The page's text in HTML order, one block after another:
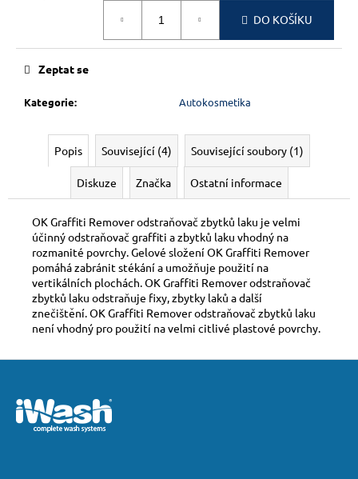
DO KOŠÍKU
Kategorie: Autokosmetika
Zeptat se
Popis Související (4) Související soubory (1)
Diskuze Značka Ostatní informace
OK Graffiti Remover odstraňovač zbytků laku je velmi
účinný odstraňovač graffiti a zbytků laku vhodný na
rozmanité povrchy. Gelové složení OK Graffiti Remover
pomáhá zabránit stékání a umožňuje použití na
vertikálních plochách. OK Graffiti Remover odstraňovač
zbytků laku odstraňuje fixy, zbytky laků a další
znečištění. OK Graffiti Remover odstraňovač zbytků laku
není vhodný pro použití na velmi citlivé plastové povrchy.